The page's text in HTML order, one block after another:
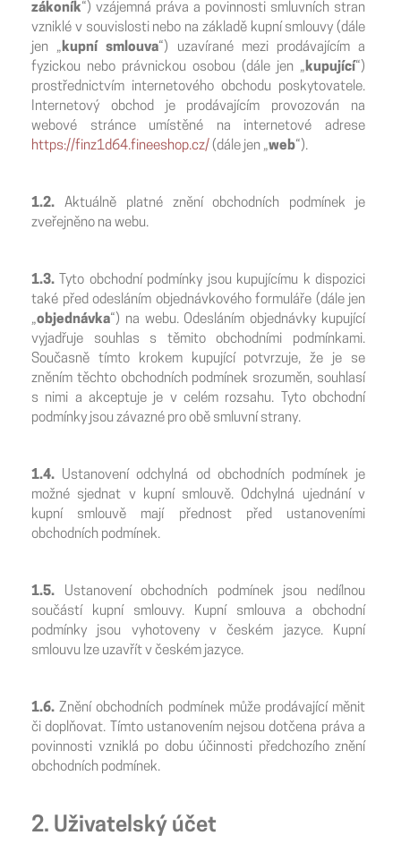
zákoník“) vzájemná práva a povinnosti smluvních stran
vzniklé v souvislosti nebo na základě kupní smlouvy (dále
jen „ kupní smlouva“) uzavírané mezi prodávajícím a
fyzickou nebo právnickou osobou (dále jen „ kupující“)
prostřednictvím internetového obchodu poskytovatele.
Internetový obchod je prodávajícím provozován na
webové stránce umístěné na internetové adrese
https://finz1d64.fineeshop.cz/ (dále jen „web“).
1.2. Aktuálně platné znění obchodních podmínek je
zveřejněno na webu.
1.3.
Tyto obchodní podmínky jsou kupujícímu k dispozici
také před odesláním objednávkového formuláře (dále jen
„objednávka“) na webu. Odesláním objednávky kupující
vyjadřuje souhlas s těmito obchodními podmínkami.
Současně tímto krokem kupující potvrzuje, že je se
zněním těchto obchodních podmínek srozuměn, souhlasí
s nimi a akceptuje je v celém rozsahu. Tyto obchodní
podmínky jsou závazné pro obě smluvní strany.
1.4. Ustanovení odchylná od obchodních podmínek je
možné sjednat v kupní smlouvě. Odchylná ujednání v
kupní smlouvě mají přednost před ustanoveními
obchodních podmínek.
1.5. Ustanovení obchodních podmínek jsou nedílnou
součástí kupní smlouvy. Kupní smlouva a obchodní
podmínky jsou vyhotoveny v českém jazyce. Kupní
smlouvu lze uzavřít v českém jazyce.
1.6.Znění obchodních podmínek může prodávající měnit
či doplňovat. Tímto ustanovením nejsou dotčena práva a
povinnosti vzniklá po dobu účinnosti předchozího znění
obchodních podmínek.
2. Uživatelský účet